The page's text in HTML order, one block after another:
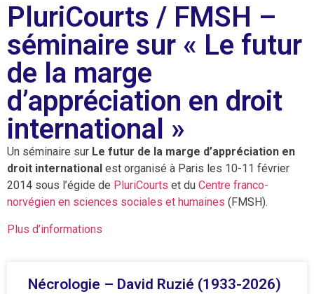
PluriCourts / FMSH –
séminaire sur « Le futur
de la marge
d’appréciation en droit
international »
Un séminaire sur Le futur de la marge d’appréciation en
droit international est organisé à Paris les 10-11 février
2014 sous l’égide de PluriCourts et du Centre franco-
norvégien en sciences sociales et humaines (FMSH).
Plus d’informations
Nécrologie – David Ruzié (1933-2026)